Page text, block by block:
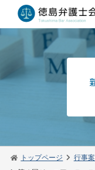
トップページ
行事